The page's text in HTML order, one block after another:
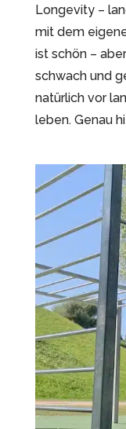
Longevity –
mit dem
ist schön –
schwach und
natürlich vor
leben. Genau